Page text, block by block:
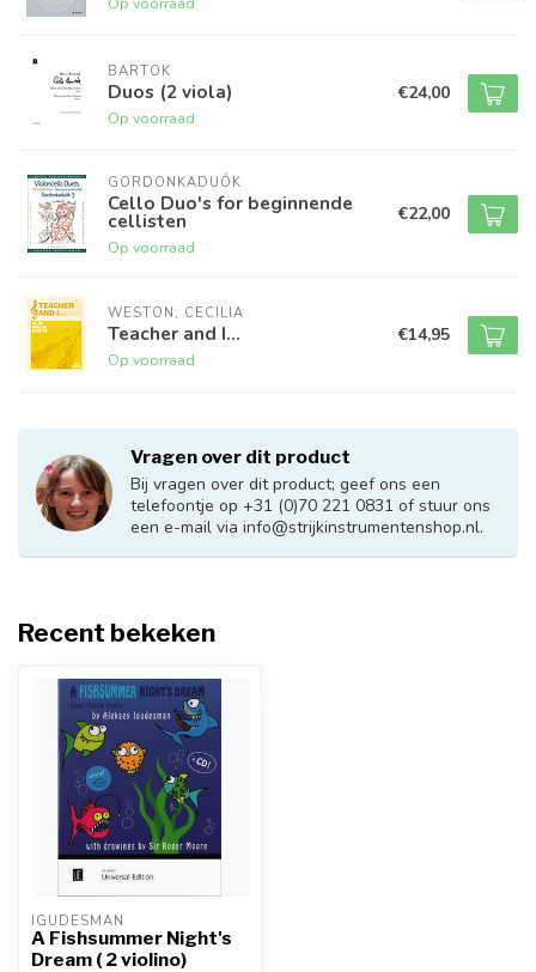
BARTOK
Duos (2 viola)
Op voorraad
€24,00
GORDONKADUÓK
Cello Duo's for beginnende
cellisten
Op voorraad
€22,00
WESTON, CECILIA
Teacher and I...
Op voorraad
€14,95
Vragen over dit product
Bij vragen over dit product; geef ons een
telefoontje op +31 (0)70 221 0831 of stuur ons
een e-mail via info@strijkinstrumentenshop.nl.
Recent bekeken
IGUDESMAN
A Fishsummer Night's
Dream ( 2 violino)